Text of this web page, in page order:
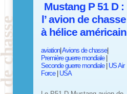
Mustang P 51 D :
l’ avion de chasse
à hélice américain
aviation| Avions de chasse|
Première guerre mondiale|
Seconde guerre mondiale| US Air
Force| USA